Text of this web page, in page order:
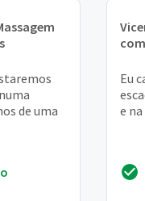
de uma
Eu
e